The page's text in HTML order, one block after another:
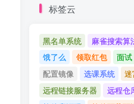
标签云
黑名单系统 麻雀搜索算
饿了么
领取红包 面试
配置镜像
选课系统
远程链接服务器
远程仓